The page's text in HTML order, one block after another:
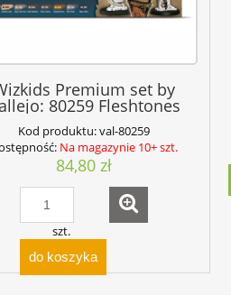
Premium set by
80259 Fleshtones
Kod produktu:val-80259
Na magazynie 10+ szt.
84,80 zł
szt.
do koszyka